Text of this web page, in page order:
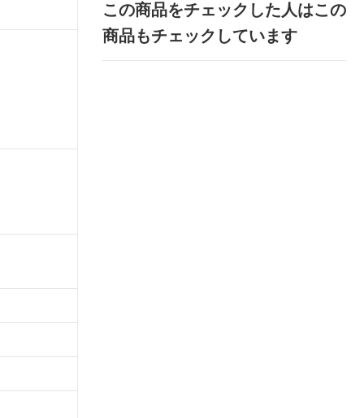
この商品をチェックした人はこの
商品もチェックしています